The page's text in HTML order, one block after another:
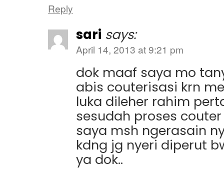
Reply
sari says:
April 14, 2013 at 9:21 pm
dok maaf saya mo
abis couterisasi krn
luka dileher rahim
sesudah proses
saya msh ngerasain
kdng jg nyeri diperut
ya dok..